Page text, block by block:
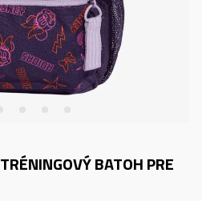
TRÉNINGOVÝ BATOH PRE